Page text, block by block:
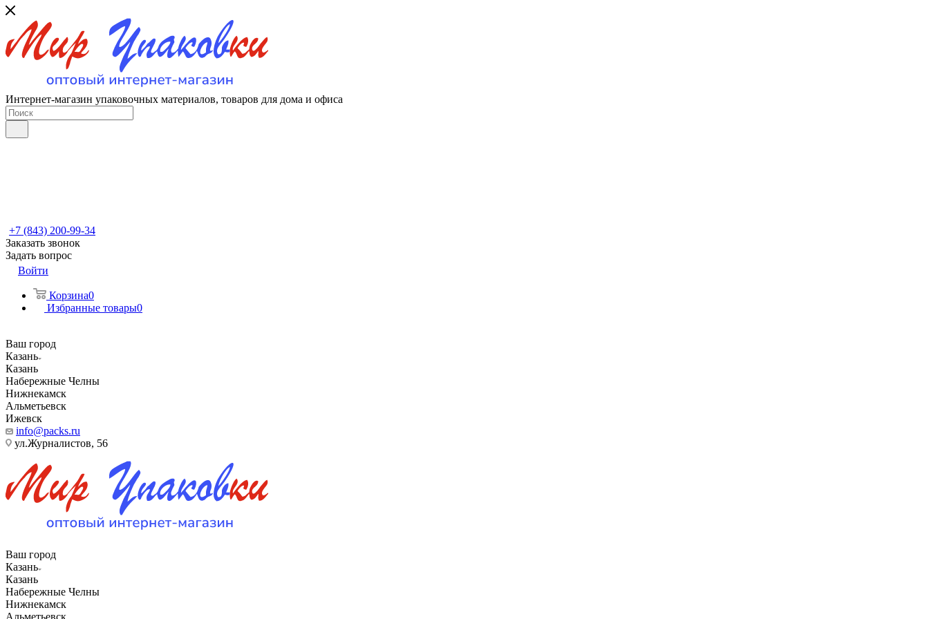
Интернет-магазин упаковочных материалов, товаров для дома и офиса
+7 (843) 200-99-34
Заказать звонок
Задать вопрос
Войти
Корзина0
Избранные товары0
Ваш город
Казань
Казань
Набережные Челны
Нижнекамск
Альметьевск
Ижевск
info@packs.ru
ул.Журналистов, 56
Ваш город
Казань
Казань
Набережные Челны
Нижнекамск
Альметьевск